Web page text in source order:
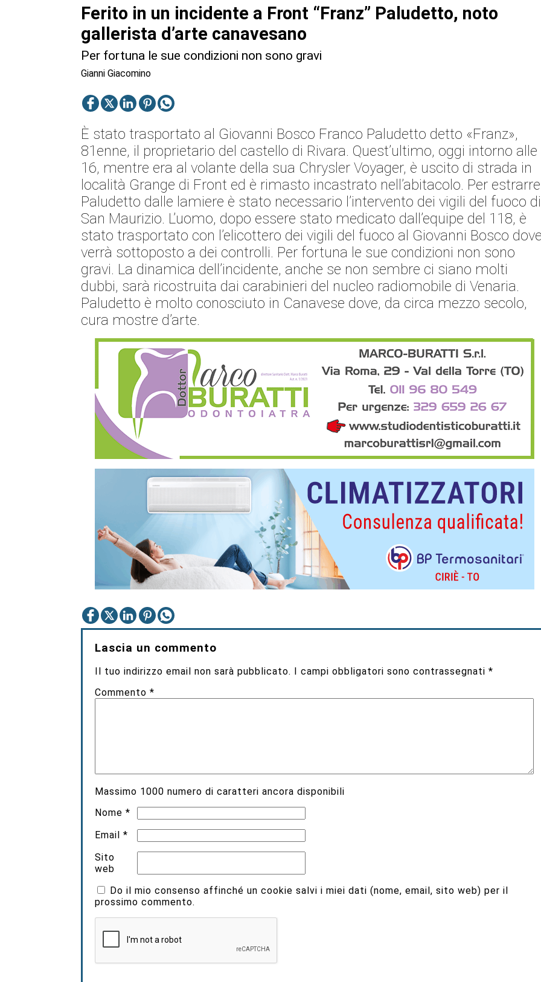
Ferito in un incidente a Front “Franz” Paludetto, noto
gallerista d’arte canavesano
Per fortuna le sue condizioni non sono gravi
Gianni Giacomino
È stato trasportato al Giovanni Bosco Franco Paludetto detto «Franz»,
81enne, il proprietario del castello di Rivara. Quest’ultimo, oggi intorno alle
16, mentre era al volante della sua Chrysler Voyager, è uscito di strada in
località Grange di Front ed è rimasto incastrato nell’abitacolo. Per estrarre
Paludetto dalle lamiere è stato necessario l’intervento dei vigili del fuoco di
San Maurizio. L’uomo, dopo essere stato medicato dall’equipe del 118, è
stato trasportato con l’elicottero dei vigili del fuoco al Giovanni Bosco
verrà sottoposto a dei controlli. Per fortuna le sue condizioni non sono
gravi. La dinamica dell’incidente, anche se non sembre ci siano molti
dubbi, sarà ricostruita dai carabinieri del nucleo radiomobile di Venaria.
Paludetto è molto conosciuto in Canavese dove, da circa mezzo secolo,
cura mostre d’arte.
Lascia un commento
Il tuo indirizzo email non sarà pubblicato. I campi obbligatori sono contrassegnati*
Commento*
Massimo 1000 numero di caratteri ancora disponibili
Nome*
Email*
Sito
web
Do il mio consenso affinché un cookie salvi i miei dati (nome, email, sito web) per il
prossimo commento.